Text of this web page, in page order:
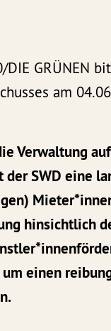
GRÜNEN
am
Verwaltung
SWD eine
hinsichtlich
einen